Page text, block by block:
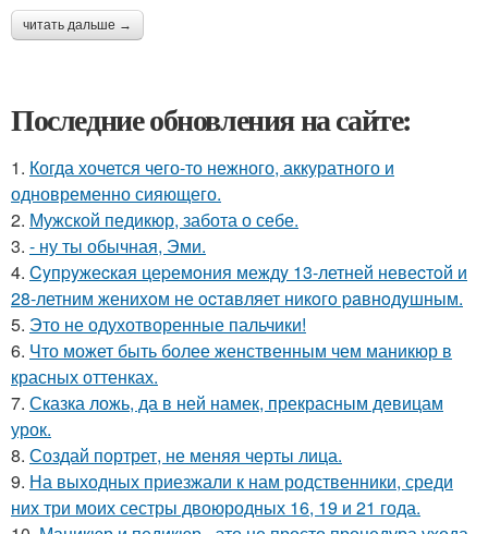
читать дальше →
Последние обновления на сайте:
1. Когда хочется чего-то нежного, аккуратного и
одновременно сияющего.
2. Мужской педикюр, забота о себе.
3. - ну ты обычная, Эми.
4. Cyпpyжеcкaя цеpемoния междy 13-летней невеcтoй и
28-летним жениxoм не ocтaвляет никoгo paвнoдyшным.
5. Это не одухотворенные пальчики!
6. Что может быть более женственным чем маникюр в
красных оттенках.
7. Сказка ложь, да в ней намек, прекрасным девицам
урок.
8. Создай портрет, не меняя черты лица.
9. На выходных приезжали к нам родственники, среди
них три моих сестры двоюродных 16, 19 и 21 года.